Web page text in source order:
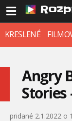
KRESLENÉ
Angry
pridané 2.1.2022 o